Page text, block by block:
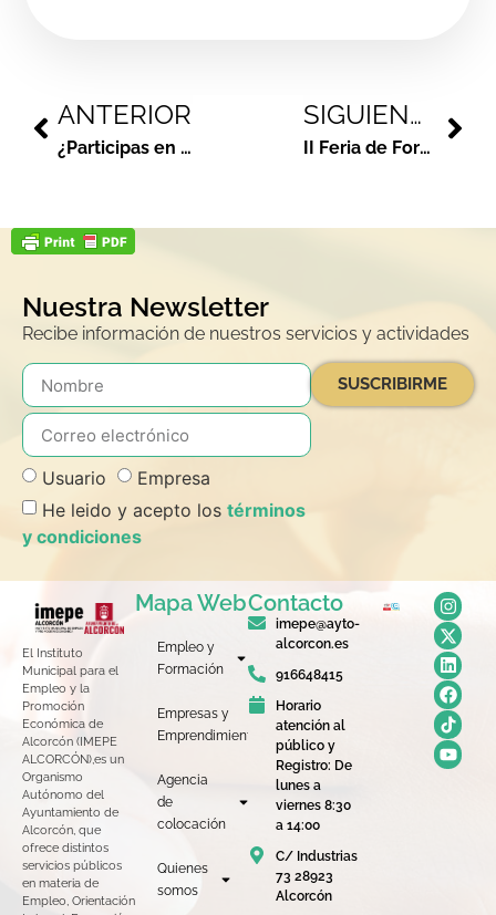
ANTERIOR
¿Participas en la I Encuesta de Salud de Alcorcón?
SIGUIENTE
II Feria de Formación y Empleo
Nuestra Newsletter
Recibe información de nuestros servicios y actividades
Usuario
Empresa
He leido y acepto los términos
y condiciones
SUSCRIBIRME
El Instituto
Municipal para el
Empleo y la
Promoción
Económica de
Alcorcón (IMEPE
ALCORCÓN),es un
Organismo
Autónomo del
Ayuntamiento de
Alcorcón, que
ofrece distintos
servicios públicos
en materia de
Empleo, Orientación
Mapa Web
Empleo y
Formación
Empresas y
Emprendimiento
Agencia
de
colocación
Quienes
somos
Contacto
imepe@ayto-
alcorcon.es
916648415
Horario
atención al
público y
Registro: De
lunes a
viernes 8:30
a 14:00
C/ Industrias
73 28923
Alcorcón